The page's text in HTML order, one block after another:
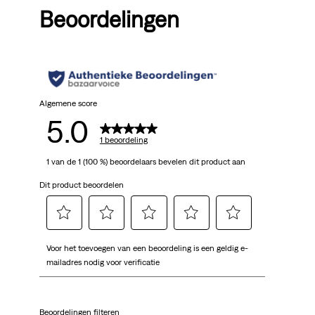
Beoordelingen
Algemene score
5.0 1 beoordeling
1 van de 1 (100 %) beoordelaars bevelen dit product aan
Dit product beoordelen
om
het
om
het
om
het
om
om
Voor het toevoegen van een beoordeling is een geldig e-
mailadres nodig voor verificatie
Beoordelingen filteren